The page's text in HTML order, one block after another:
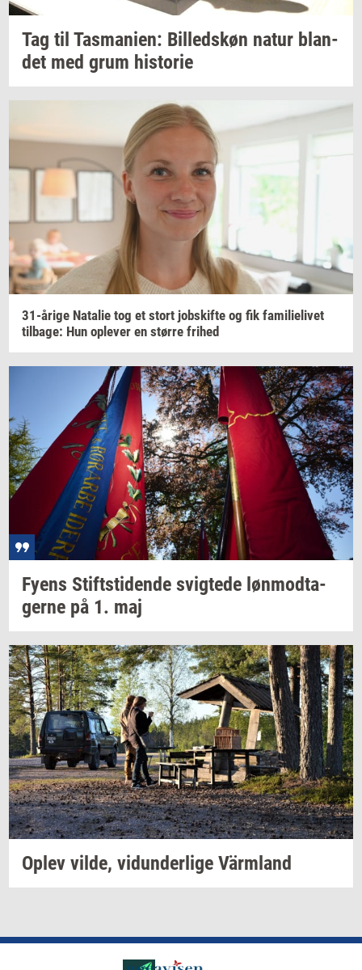
Tag til Tas­ma­ni­en: Bil­leds­køn natur blan­
det med grum hi­sto­rie
31-​årige Na­ta­lie tog et stort jobs­kif­te og fik fa­mi­li­e­li­vet
til­ba­ge: Hun op­le­ver en stør­re fri­hed
Fyens Stift­s­ti­den­de svig­te­de løn­mod­ta­
ger­ne på 1. maj
Oplev vilde, vi­dun­der­li­ge Värmland